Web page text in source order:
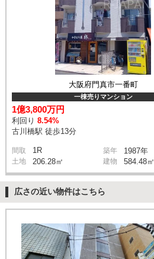
大阪府門真市一番町
一棟売りマンション
1億3,800万円
利回り8.54%
古川橋駅 徒歩13分
間取 1R 築年 1987年
土地 206.28㎡ 建物 584.48㎡
広さの近い物件はこちら